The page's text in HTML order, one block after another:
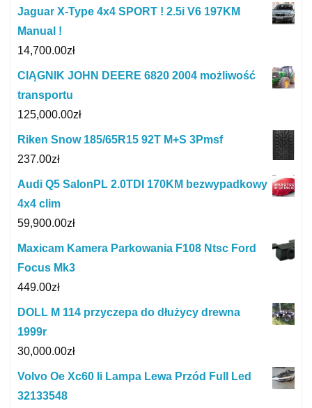
Jaguar X-Type 4x4 SPORT ! 2.5i V6 197KM
Manual !
14,700.00zł
CIĄGNIK JOHN DEERE 6820 2004 możliwość
transportu
125,000.00zł
Riken Snow 185/65R15 92T M+S 3Pmsf
237.00zł
Audi Q5 SalonPL 2.0TDI 170KM bezwypadkowy
4x4 clim
59,900.00zł
Maxicam Kamera Parkowania F108 Ntsc Ford
Focus Mk3
449.00zł
DOLL M 114 przyczepa do dłużycy drewna
1999r
30,000.00zł
Volvo Oe Xc60 Ii Lampa Lewa Przód Full Led
32133548